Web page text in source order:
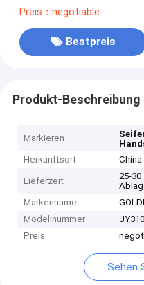
Aluminium
Preis：negotiable
Bestpreis
Produkt-Beschreibung
Markieren
Herkunftsort
China
Lieferzeit
25-
Markenname
Modellnummer
Preis
Sehen